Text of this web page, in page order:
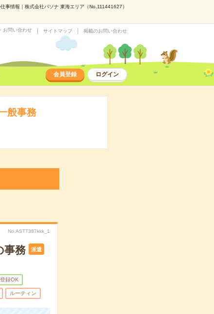
事情報｜株式会社パソナ 東海エリア（No.111441627）
お問い合わせ サイトマップ 掲載のお問い合わせ
会員登録 ログイン
般事務
No.ASTT387kkk_1
事務 派遣
録OK
ルーティン